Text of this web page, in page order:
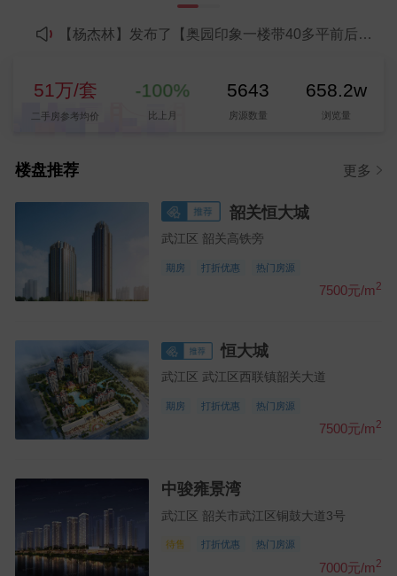
【杨杰林】发布了【奥园印象一楼带40多平前后花园】的二手房信息
【叶女士】发布了【浈江南路执信小学附近江景学区房】的租房信息
【刘小姐】发布了【两房一厅出租】的租房信息
【文汐】发布了【求租 三室一厅】的求租信息
【刘芳菲】发布了【找短租房】的求租信息
【朱小姐】发布了【武江区租房】的求租信息
51万/套
51万/套
二手房参考均价
-100%
比上月
5643
房源数量
658.2w
浏览量
楼盘推荐 更多
韶关恒大城
武江区 韶关高铁旁
期房 打折优惠 热门房源
7500元/m2
恒大城
武江区 武江区西联镇韶关大道
期房 打折优惠 热门房源
7500元/m2
中骏雍景湾
武江区 韶关市武江区铜鼓大道3号
待售 打折优惠 热门房源
7000元/m2